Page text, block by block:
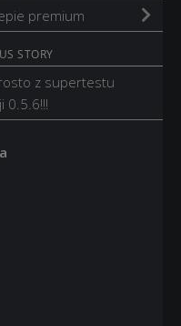
premium
STORY
z supertestu
0.5.6!!!